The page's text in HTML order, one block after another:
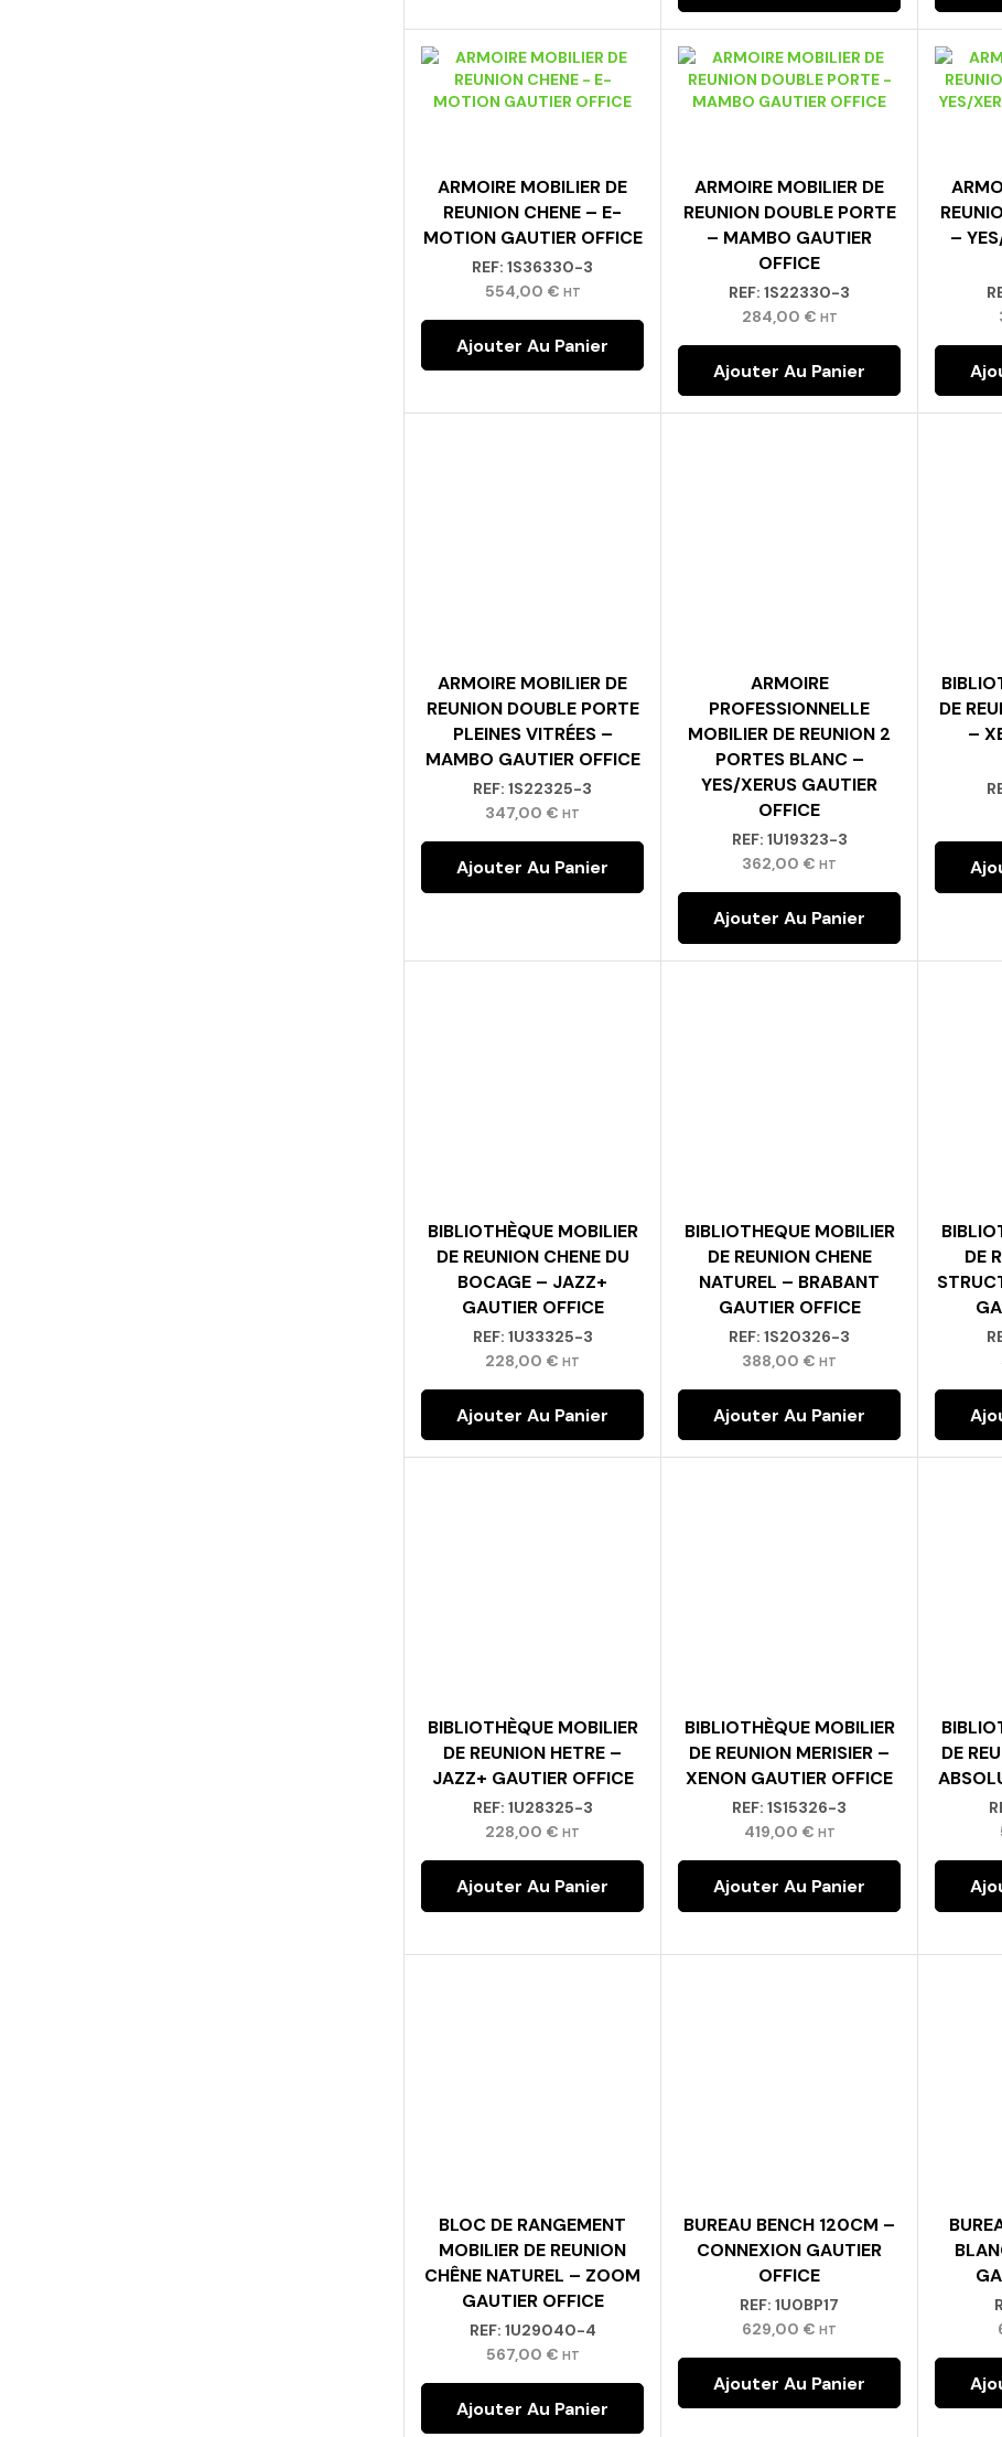
ARMOIRE MOBILIER DE
REUNION CHENE – E-
MOTION GAUTIER OFFICE
REF: 1S36330-3
554,00 € HT
Ajouter Au Panier
ARMOIRE MOBILIER DE
REUNION DOUBLE PORTE
– MAMBO GAUTIER
OFFICE
REF: 1S22330-3
284,00 € HT
Ajouter Au Panier
–
ARMOIRE MOBILIER DE
REUNION DOUBLE PORTE
PLEINES VITRÉES –
MAMBO GAUTIER OFFICE
REF: 1S22325-3
347,00 € HT
Ajouter Au Panier
ARMOIRE
PROFESSIONNELLE
MOBILIER DE REUNION 2
PORTES BLANC –
YES/XERUS GAUTIER
OFFICE
REF: 1U19323-3
362,00 € HT
Ajouter Au Panier
DE
–
BIBLIOTHÈQUE MOBILIER
DE REUNION CHENE DU
BOCAGE – JAZZ+
GAUTIER OFFICE
REF: 1U33325-3
228,00 € HT
Ajouter Au Panier
BIBLIOTHEQUE MOBILIER
DE REUNION CHENE
NATUREL – BRABANT
GAUTIER OFFICE
REF: 1S20326-3
388,00 € HT
Ajouter Au Panier
DE
BIBLIOTHÈQUE MOBILIER
DE REUNION HETRE –
JAZZ+ GAUTIER OFFICE
REF: 1U28325-3
228,00 € HT
Ajouter Au Panier
BIBLIOTHÈQUE MOBILIER
DE REUNION MERISIER –
XENON GAUTIER OFFICE
REF: 1S15326-3
419,00 € HT
Ajouter Au Panier
DE
BLOC DE RANGEMENT
MOBILIER DE REUNION
CHÊNE NATUREL – ZOOM
GAUTIER OFFICE
REF: 1U29040-4
567,00 € HT
Ajouter Au Panier
BUREAU BENCH 120CM –
CONNEXION GAUTIER
OFFICE
REF: 1U0BP17
629,00 € HT
Ajouter Au Panier